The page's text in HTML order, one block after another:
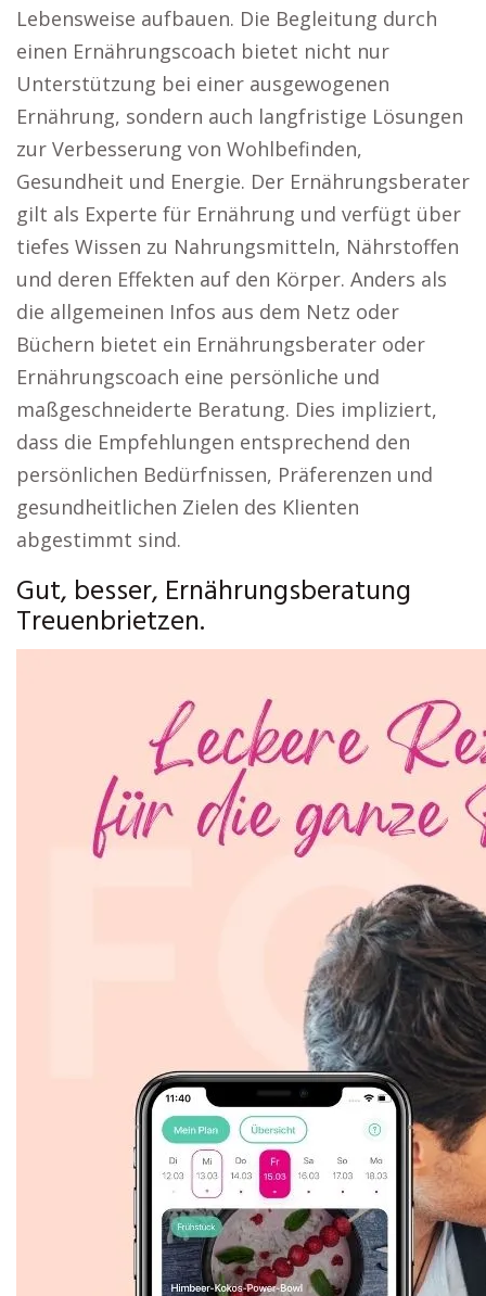
Lebensweise aufbauen. Die Begleitung durch
einen Ernährungscoach bietet nicht nur
Unterstützung bei einer ausgewogenen
Ernährung, sondern auch langfristige Lösungen
zur Verbesserung von Wohlbefinden,
Gesundheit und Energie. Der Ernährungsberater
gilt als Experte für Ernährung und verfügt über
tiefes Wissen zu Nahrungsmitteln, Nährstoffen
und deren Effekten auf den Körper. Anders als
die allgemeinen Infos aus dem Netz oder
Büchern bietet ein Ernährungsberater oder
Ernährungscoach eine persönliche und
maßgeschneiderte Beratung. Dies impliziert,
dass die Empfehlungen entsprechend den
persönlichen Bedürfnissen, Präferenzen und
gesundheitlichen Zielen des Klienten
abgestimmt sind.
Gut, besser, Ernährungsberatung
Treuenbrietzen.